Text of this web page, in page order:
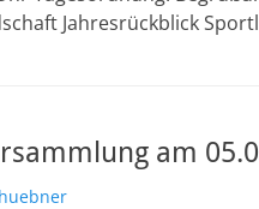
Jahresrückblick
am